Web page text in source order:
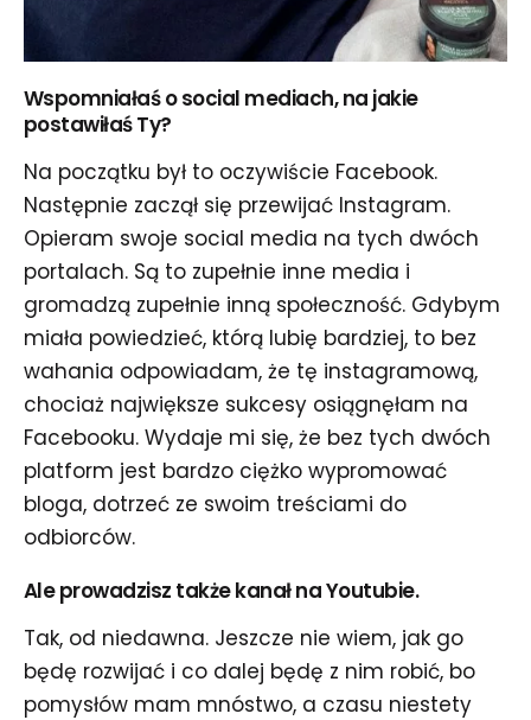
Wspomniałaś o social mediach, na jakie
postawiłaś Ty?
Na początku był to oczywiście Facebook.
Następnie zaczął się przewijać Instagram.
Opieram swoje social media na tych dwóch
portalach. Są to zupełnie inne media i
gromadzą zupełnie inną społeczność. Gdybym
miała powiedzieć, którą lubię bardziej, to bez
wahania odpowiadam, że tę instagramową,
chociaż największe sukcesy osiągnęłam na
Facebooku. Wydaje mi się, że bez tych dwóch
platform jest bardzo ciężko wypromować
bloga, dotrzeć ze swoim treściami do
odbiorców.
Ale prowadzisz także kanał na Youtubie.
Tak, od niedawna. Jeszcze nie wiem, jak go
będę rozwijać i co dalej będę z nim robić, bo
pomysłów mam mnóstwo, a czasu niestety